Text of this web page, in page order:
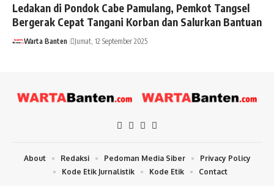
Ledakan di Pondok Cabe Pamulang, Pemkot Tangsel
Bergerak Cepat Tangani Korban dan Salurkan Bantuan
Warta Banten Jumat, 12 September 2025
About Redaksi Pedoman Media Siber
Privacy Policy
Kode Etik Jurnalistik
Kode Etik Contact